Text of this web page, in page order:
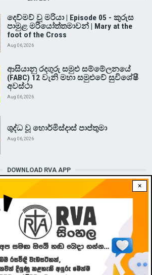
×
දෙව්මව් වූ මරියා | Episode 05 - කුරුස
පාමුළ මරියෝත්තමාවන් | Mary at the
foot of the Cross
Aug 06, 2026
ආසියානු රදගුරු සමුළු සම්මේලනයේ
(FABC) 12 වැනි මහා සමුළුවේ සුවිශේෂී
අවස්ථා
Aug 06, 2026
ශුද්ධ වූ හොර්මිස්දාස් පාප්තුමා
Aug 06, 2026
DOWNLOAD RVA APP
STAY CONNECTED WITH US!